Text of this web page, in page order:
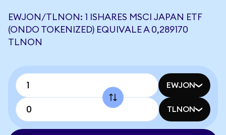
EWJON/TLNON: 1 ISHARES MSCI JAPAN ETF
(ONDO TOKENIZED) EQUIVALE A 0,289170
TLNON
EWJON
TLNON